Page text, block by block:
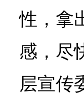
性，拿
感，尽
层宣传